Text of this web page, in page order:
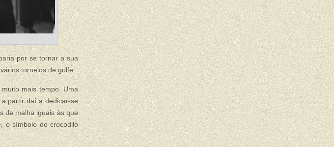
por se tornar a sua
torneios de golfe.
mais tempo. Uma
partir daí a dedicar-se
de malha iguais às que
o símbolo do crocodilo